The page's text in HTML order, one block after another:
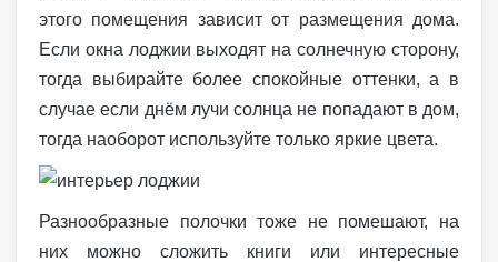
этого помещения зависит от размещения дома.
Если окна лоджии выходят на солнечную сторону,
тогда выбирайте более спокойные оттенки, а в
случае если днём лучи солнца не попадают в дом,
тогда наоборот используйте только яркие цвета.
Разнообразные полочки тоже не помешают, на
них можно сложить книги или интересные